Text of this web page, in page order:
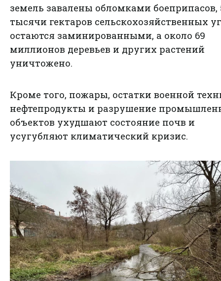
земель завалены обломками боеприпасов,
тысячи гектаров сельскохозяйственных
остаются заминированными, а около 69
миллионов деревьев и других растений
уничтожено.
Кроме того, пожары, остатки военной
нефтепродукты и разрушение
объектов ухудшают состояние почв и
усугубляют климатический кризис.